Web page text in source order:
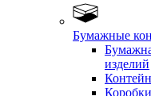
Бумажные
изделий